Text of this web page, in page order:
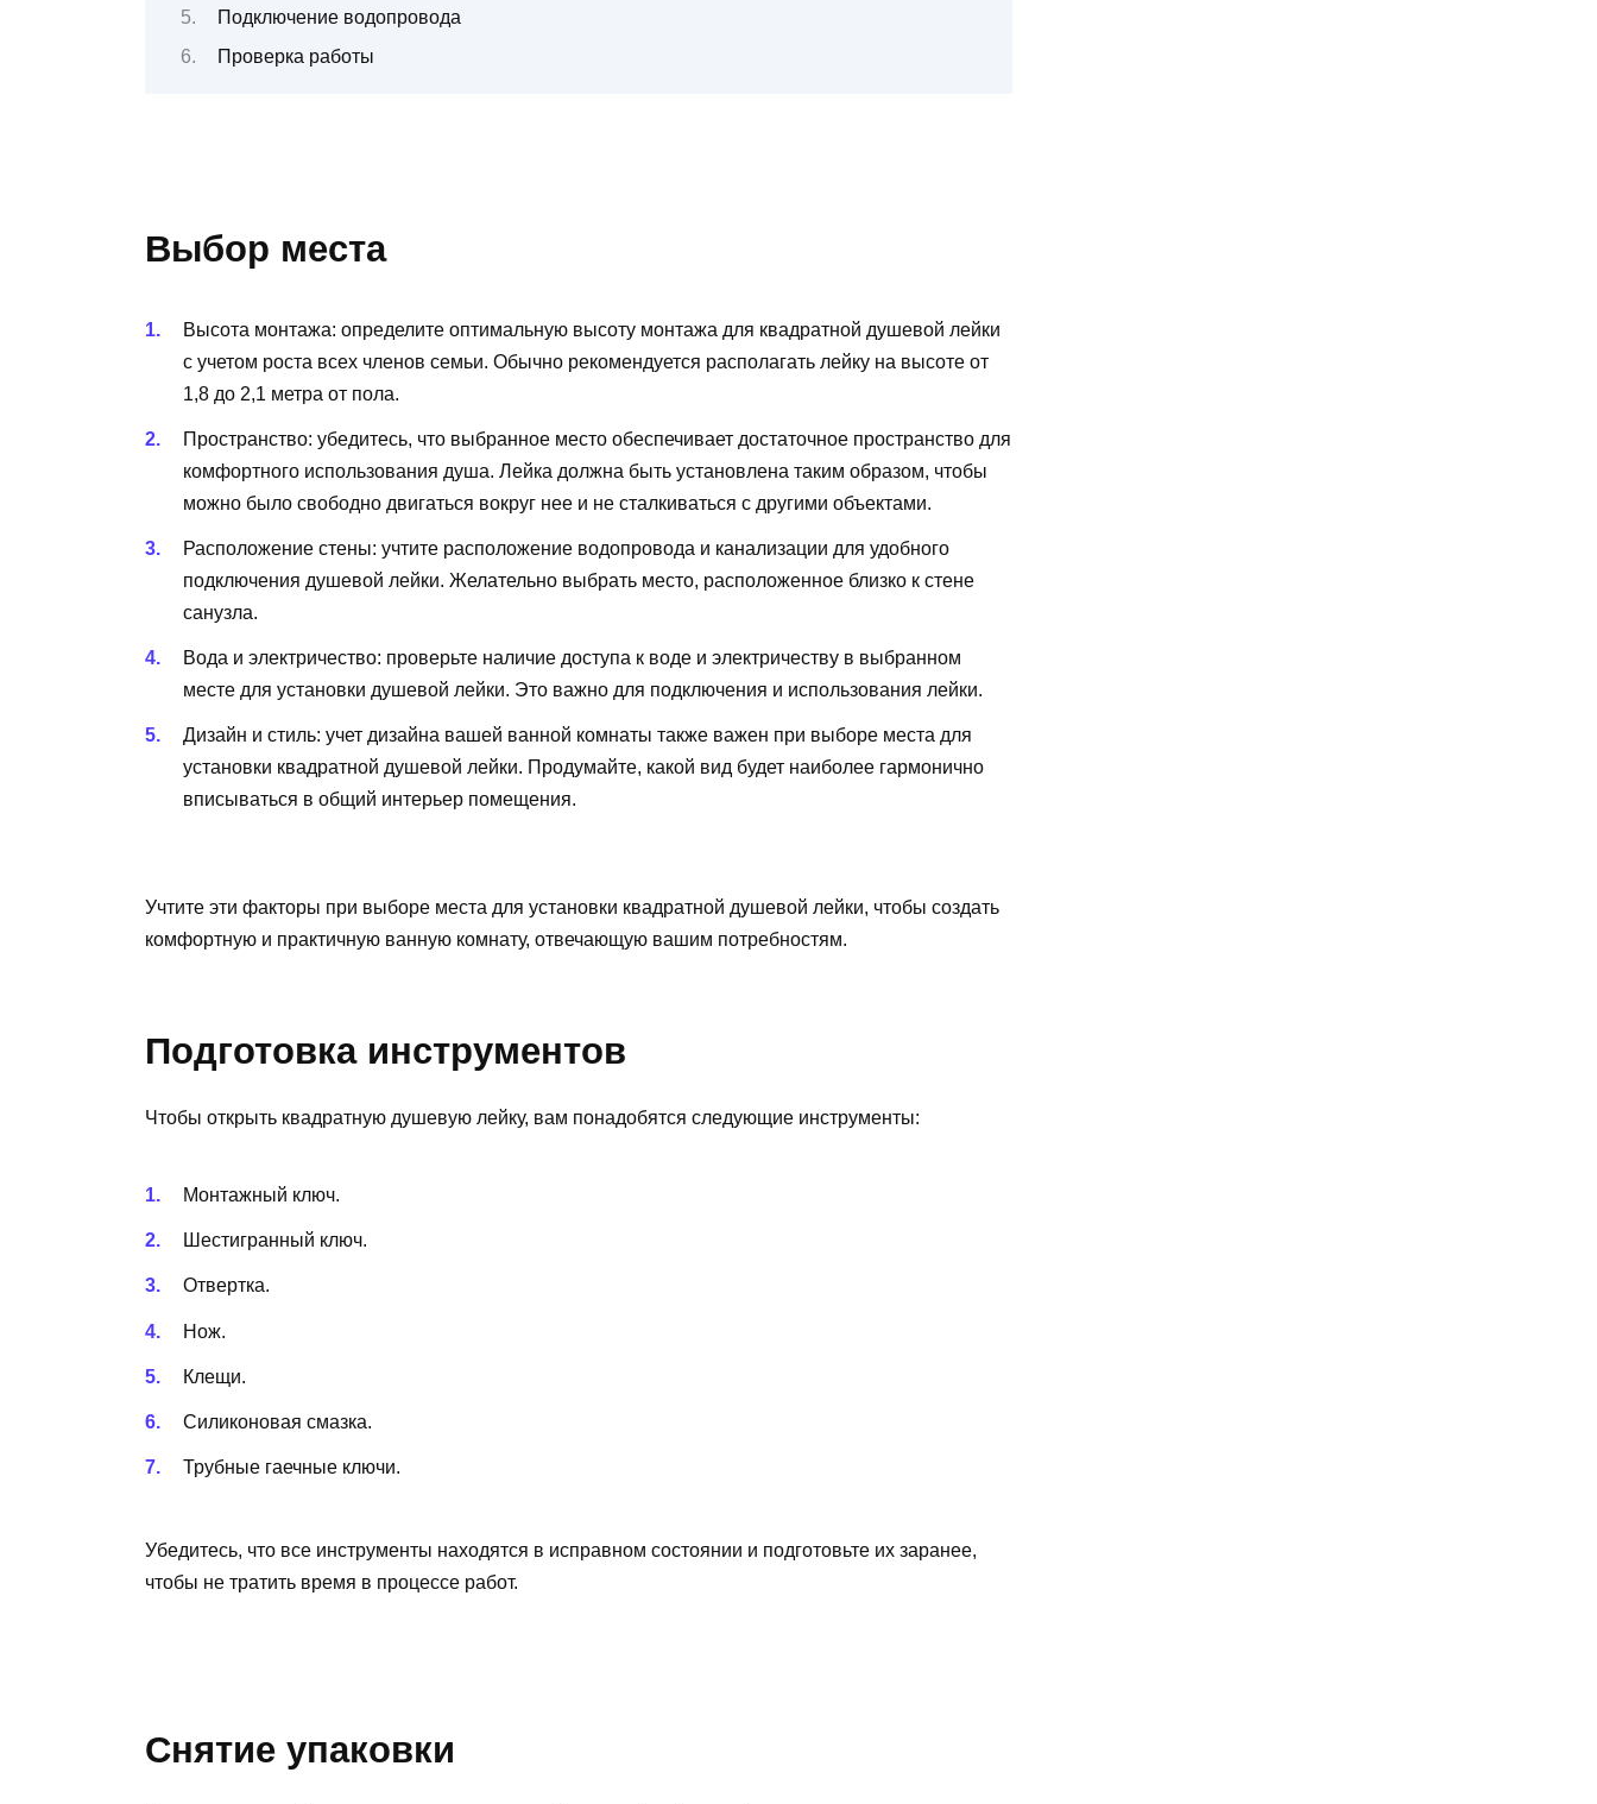
Подключение водопровода
Проверка работы
Выбор места
Высота монтажа: определите оптимальную высоту монтажа для квадратной душевой лейки
с учетом роста всех членов семьи. Обычно рекомендуется располагать лейку на высоте от
1,8 до 2,1 метра от пола.
Пространство: убедитесь, что выбранное место обеспечивает достаточное пространство для
комфортного использования душа. Лейка должна быть установлена таким образом, чтобы
можно было свободно двигаться вокруг нее и не сталкиваться с другими объектами.
Расположение стены: учтите расположение водопровода и канализации для удобного
подключения душевой лейки. Желательно выбрать место, расположенное близко к стене
санузла.
Вода и электричество: проверьте наличие доступа к воде и электричеству в выбранном
месте для установки душевой лейки. Это важно для подключения и использования лейки.
Дизайн и стиль: учет дизайна вашей ванной комнаты также важен при выборе места для
установки квадратной душевой лейки. Продумайте, какой вид будет наиболее гармонично
вписываться в общий интерьер помещения.
Учтите эти факторы при выборе места для установки квадратной душевой лейки, чтобы создать
комфортную и практичную ванную комнату, отвечающую вашим потребностям.
Подготовка инструментов
Чтобы открыть квадратную душевую лейку, вам понадобятся следующие инструменты:
Монтажный ключ.
Шестигранный ключ.
Отвертка.
Нож.
Клещи.
Силиконовая смазка.
Трубные гаечные ключи.
Убедитесь, что все инструменты находятся в исправном состоянии и подготовьте их заранее,
чтобы не тратить время в процессе работ.
Снятие упаковки